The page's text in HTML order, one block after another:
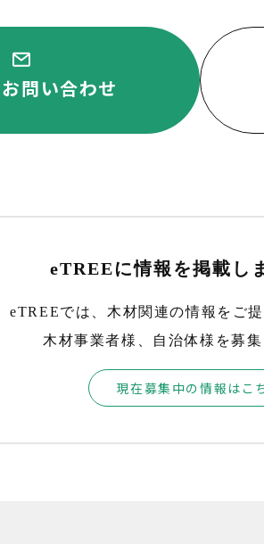
問い合わせ
eTREEに情報を掲載し
eTREEでは、木材関連の情報をご
木材事業者様、自治体様を募集
現在募集中の情報はこ